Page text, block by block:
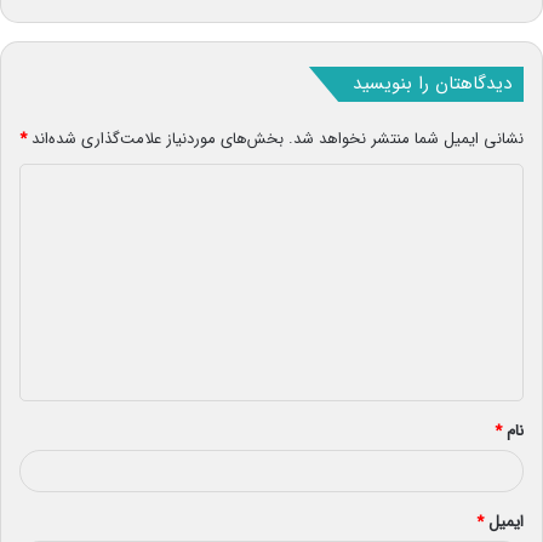
دیدگاهتان را بنویسید
نشانی ایمیل شما منتشر نخواهد شد. بخش‌های موردنیاز علامت‌گذاری شده‌اند*
*
نام*
ایمیل*